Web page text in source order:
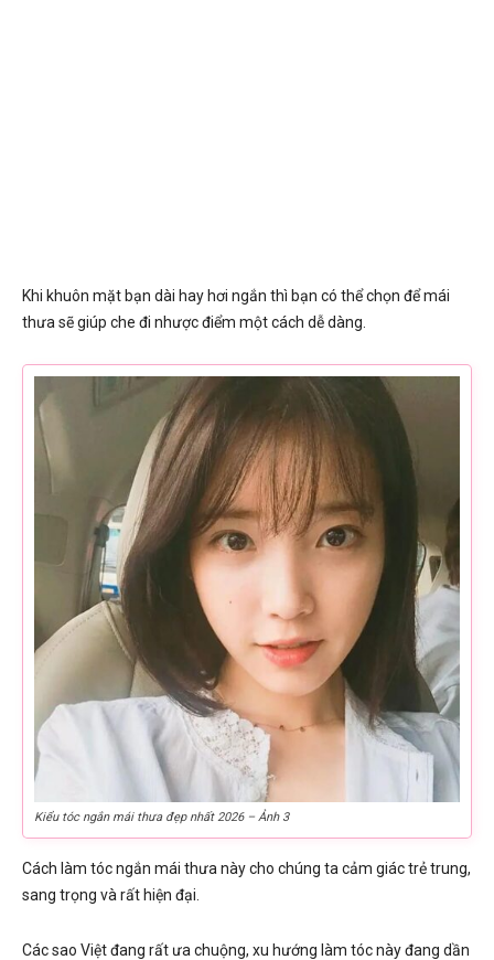
Khi khuôn mặt bạn dài hay hơi ngắn thì bạn có thể chọn để mái
thưa sẽ giúp che đi nhược điểm một cách dễ dàng.
Kiểu tóc ngắn mái thưa đẹp nhất 2026 – Ảnh 3
Cách làm tóc ngắn mái thưa này cho chúng ta cảm giác trẻ trung,
sang trọng và rất hiện đại.
Các sao Việt đang rất ưa chuộng, xu hướng làm tóc này đang dần